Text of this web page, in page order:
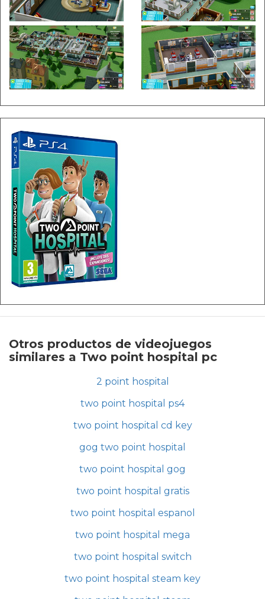
Otros productos de videojuegos
similares a Two point hospital pc
2 point hospital
two point hospital ps4
two point hospital cd key
gog two point hospital
two point hospital gog
two point hospital gratis
two point hospital espanol
two point hospital mega
two point hospital switch
two point hospital steam key